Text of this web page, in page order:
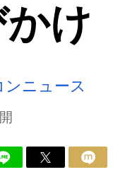
け
ンニュース